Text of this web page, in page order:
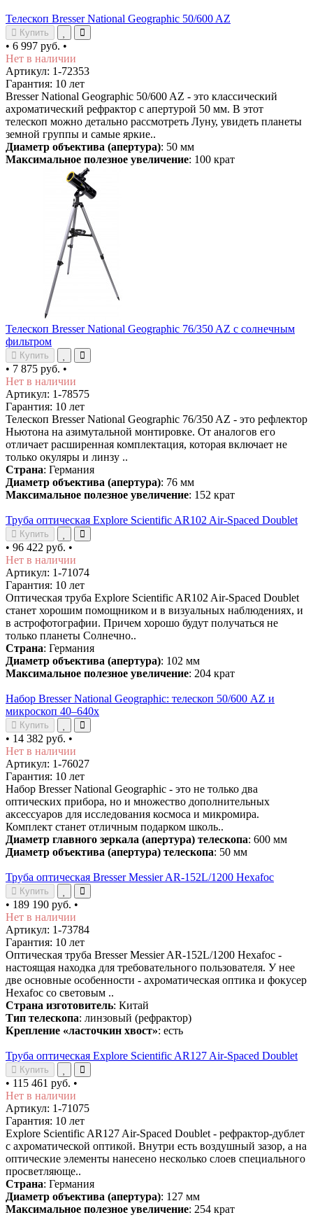
Телескоп Bresser National Geographic 50/600 AZ
Купить
• 6 997 руб. •
Нет в наличии
Артикул: 1-72353
Гарантия: 10 лет
Bresser National Geographic 50/600 AZ - это классический
ахроматический рефрактор с апертурой 50 мм. В этот
телескоп можно детально рассмотреть Луну, увидеть планеты
земной группы и самые яркие..
Диаметр объектива (апертура): 50 мм
Максимальное полезное увеличение: 100 крат
Телескоп Bresser National Geographic 76/350 AZ с солнечным
фильтром
Купить
• 7 875 руб. •
Нет в наличии
Артикул: 1-78575
Гарантия: 10 лет
Телескоп Bresser National Geographic 76/350 AZ - это рефлектор
Ньютона на азимутальной монтировке. От аналогов его
отличает расширенная комплектация, которая включает не
только окуляры и линзу ..
Страна: Германия
Диаметр объектива (апертура): 76 мм
Максимальное полезное увеличение: 152 крат
Труба оптическая Explore Scientific AR102 Air-Spaced Doublet
Купить
• 96 422 руб. •
Нет в наличии
Артикул: 1-71074
Гарантия: 10 лет
Оптическая труба Explore Scientific AR102 Air-Spaced Doublet
станет хорошим помощником и в визуальных наблюдениях, и
в астрофотографии. Причем хорошо будут получаться не
только планеты Солнечно..
Страна: Германия
Диаметр объектива (апертура): 102 мм
Максимальное полезное увеличение: 204 крат
Набор Bresser National Geographic: телескоп 50/600 AZ и
микроскоп 40–640x
Купить
• 14 382 руб. •
Нет в наличии
Артикул: 1-76027
Гарантия: 10 лет
Набор Bresser National Geographic - это не только два
оптических прибора, но и множество дополнительных
аксессуаров для исследования космоса и микромира.
Комплект станет отличным подарком школь..
Диаметр главного зеркала (апертура) телескопа: 600 мм
Диаметр объектива (апертура) телескопа: 50 мм
Труба оптическая Bresser Messier AR-152L/1200 Hexafoc
Купить
• 189 190 руб. •
Нет в наличии
Артикул: 1-73784
Гарантия: 10 лет
Оптическая труба Bresser Messier AR-152L/1200 Hexafoc -
настоящая находка для требовательного пользователя. У нее
две основные особенности - ахроматическая оптика и фокусер
Hexafoc со световым ..
Страна изготовитель: Китай
Тип телескопа: линзовый (рефрактор)
Крепление «ласточкин хвост»: есть
Труба оптическая Explore Scientific AR127 Air-Spaced Doublet
Купить
• 115 461 руб. •
Нет в наличии
Артикул: 1-71075
Гарантия: 10 лет
Explore Scientific AR127 Air-Spaced Doublet - рефрактор-дублет
с ахроматической оптикой. Внутри есть воздушный зазор, а на
оптические элементы нанесено несколько слоев специального
просветляюще..
Страна: Германия
Диаметр объектива (апертура): 127 мм
Максимальное полезное увеличение: 254 крат